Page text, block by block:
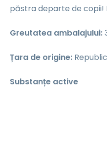
păstra departe de copii!
Greutatea ambalajului:
Țara de origine:
Substanțe active